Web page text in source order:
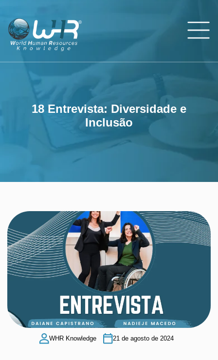
18 Entrevista:
18 Entrevista: Diversidade e
Inclusão
WHR Knowledge 21 de agosto de 2024